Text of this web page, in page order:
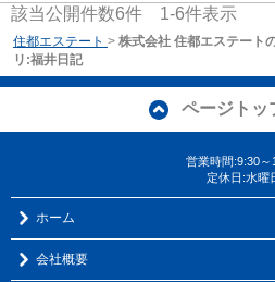
該当公開件数6件 1-6件表示
住都エステート > 株式会社 住都エステート
リ:福井日記
ページトッ
営業時間:9:30～
定休日:水曜
ホーム
会社概要